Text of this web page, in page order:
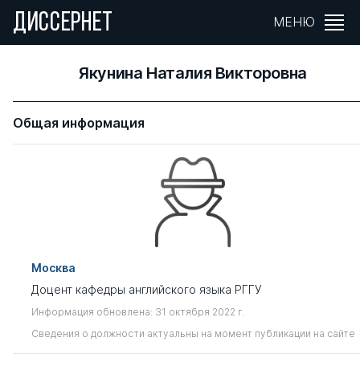
ДИССЕРНЕТ МЕНЮ
Якунина Наталия Викторовна
Общая информация
Москва
Доцент кафедры английского языка РГГУ
Информация обновлена: 31 октября 2022 г.
Сведения о должности актуальны на момент публикации на сайте